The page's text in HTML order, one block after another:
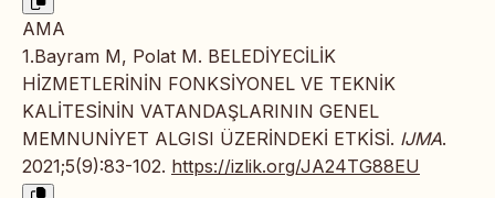
AMA
1.Bayram M, Polat M. BELEDİYECİLİK
HİZMETLERİNİN FONKSİYONEL VE TEKNİK
KALİTESİNİN VATANDAŞLARININ GENEL
MEMNUNİYET ALGISI ÜZERİNDEKİ ETKİSİ. IJMA.
2021;5(9):83-102. https://izlik.org/JA24TG88EU